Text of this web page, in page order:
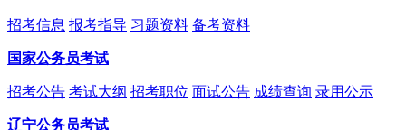
招考信息 报考指导 习题资料 备考资料
国家公务员考试
招考公告 考试大纲 招考职位 面试公告 成绩查询 录用公示
辽宁公务员考试